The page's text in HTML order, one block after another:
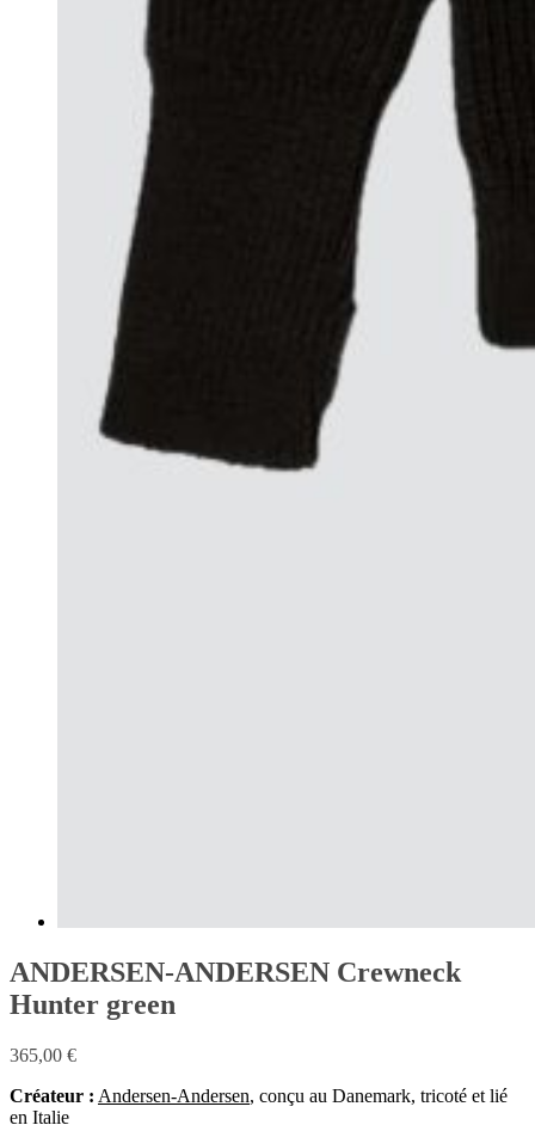
ANDERSEN-ANDERSEN Crewneck
Hunter green
365,00 €
Créateur : Andersen-Andersen, conçu au Danemark, tricoté et lié
en Italie